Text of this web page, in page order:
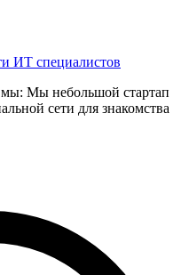
ИТ специалистов
Мы небольшой стартап
сети для знакомства